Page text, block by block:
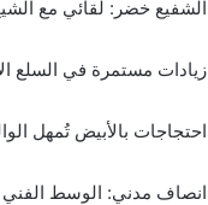
الشفيع خضر: لقائي مع
زيادات مستمرة في السلع
احتجاجات بالأبيض تُمهل الوالي (72) ساعة
انصاف مدني: الوسط الفني